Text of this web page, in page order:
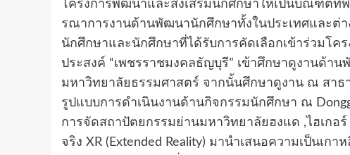
โครงการพัฒนาและส่งเสริมนักศึกษาให้เป็นบัณฑิตที่พึ
รณาการงานด้านพัฒนานักศึกษาทั้งในประเทศและต่
นักศึกษาและนักศึกษาที่ได้รับการคัดเลือกเข้าร่วมโ
ประสงค์ “เพชรราชมงคลธัญบุรี” เข้าศึกษาดูงานด้
มหาวิทยาลัยธรรมศาสตร์ จากนั้นศึกษาดูงาน ณ สาธ
รูปแบบการดำเนินงานด้านกิจกรรมนักศึกษา ณ
การจัดสถาปัตยกรรมย่านมหาวิทยาลัยฮงแด ,ไฮเกอร์
จริง XR (Extended Reality) มานําเสนอความเป็นเก